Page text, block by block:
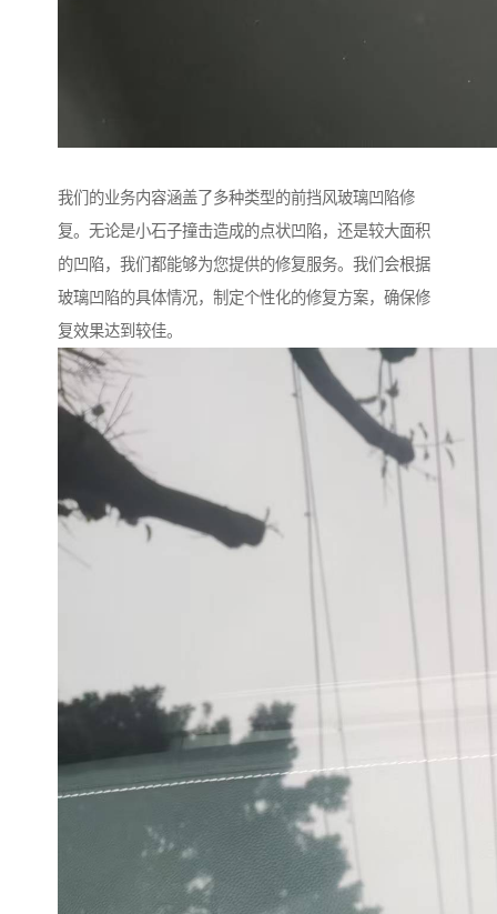
我们的业务内容涵盖了多种类型的前挡风玻璃凹陷修
复。无论是小石子撞击造成的点状凹陷，还是较大面积
的凹陷，我们都能够为您提供的修复服务。我们会根据
玻璃凹陷的具体情况，制定个性化的修复方案，确保修
复效果达到较佳。